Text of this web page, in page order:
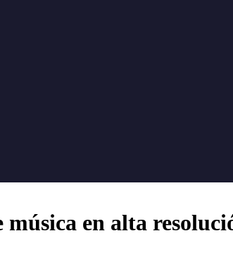
música en alta